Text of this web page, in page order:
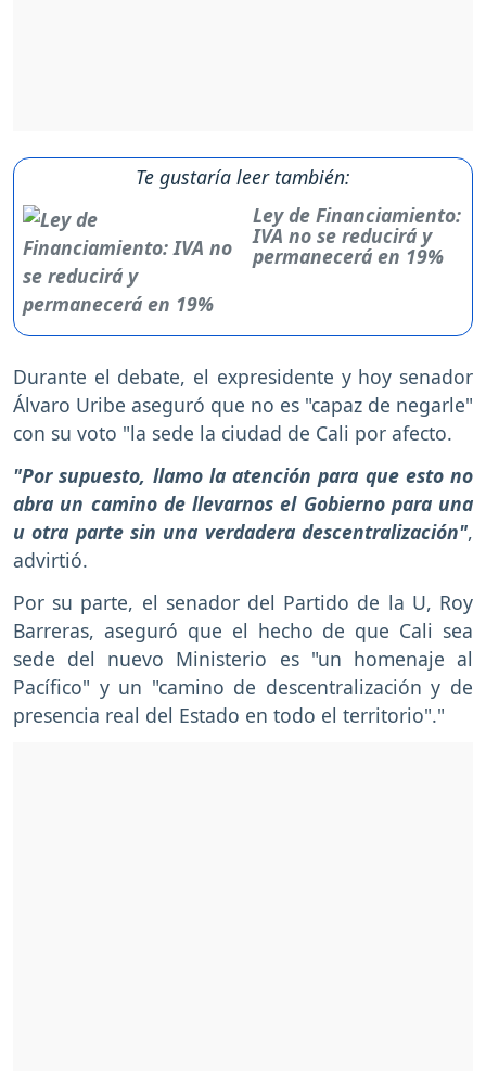
Te gustaría leer también:
Ley de Financiamiento:
IVA no se reducirá y
permanecerá en 19%
Durante el debate, el expresidente y hoy senador
Álvaro Uribe aseguró que no es "capaz de negarle"
con su voto "la sede la ciudad de Cali por afecto.
"Por supuesto, llamo la atención para que esto no
abra un camino de llevarnos el Gobierno para una
u otra parte sin una verdadera descentralización",
advirtió.
Por su parte, el senador del Partido de la U, Roy
Barreras, aseguró que el hecho de que Cali sea
sede del nuevo Ministerio es "un homenaje al
Pacífico" y un "camino de descentralización y de
presencia real del Estado en todo el territorio"."